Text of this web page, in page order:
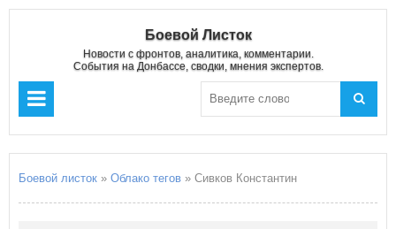
Боевой Листок
Новости с фронтов, аналитика, комментарии.
События на Донбассе, сводки, мнения экспертов.
Боевой листок » Облако тегов » Сивков Константин